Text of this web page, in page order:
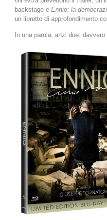
backstage e Ennio: la
un libretto di approfondimento
In una parola, anzi due: